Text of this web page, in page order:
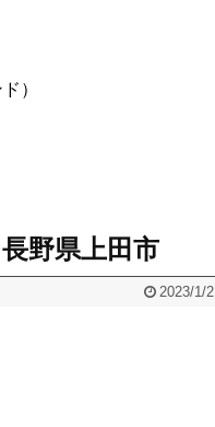
）
野県上田市
2023/1/2